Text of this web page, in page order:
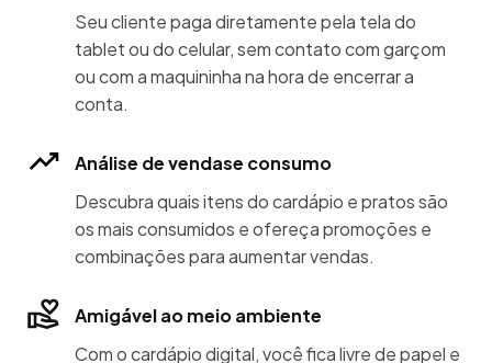
Seu cliente paga diretamente pela tela do
tablet ou do celular, sem contato com garçom
ou com a maquininha na hora de encerrar a
conta.
Análise de vendase consumo
Descubra quais itens do cardápio e pratos são
os mais consumidos e ofereça promoções e
combinações para aumentar vendas.
Amigável ao meio ambiente
Com o cardápio digital, você fica livre de papel e